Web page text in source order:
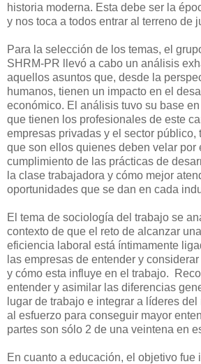
historia moderna. Esta debe ser la
y nos toca a todos entrar al terreno de
Para la selección de los temas, el
SHRM-PR llevó a cabo un análisis
aquellos asuntos que, desde la
humanos, tienen un impacto en el
económico. El análisis tuvo su base
que tienen los profesionales de este
empresas privadas y el sector público,
que son ellos quienes deben velar por
cumplimiento de las prácticas de
la clase trabajadora y cómo mejor
oportunidades que se dan en cada
El tema de sociología del trabajo se
contexto de que el reto de alcanzar
eficiencia laboral está íntimamente
las empresas de entender y
y cómo esta influye en el trabajo.
entender y asimilar las diferencias
lugar de trabajo e integrar a líderes
al esfuerzo para conseguir mayor
partes son sólo 2 de una veintena en
En cuanto a educación, el objetivo fue